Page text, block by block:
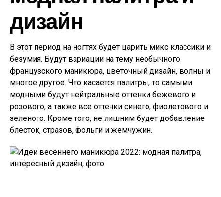
дизайн
В этот период на ногтях будет царить микс классики и
безумия. Будут вариации на тему необычного
французского маникюра, цветочный дизайн, волны и
многое другое. Что касается палитры, то самыми
модными будут нейтральные оттенки бежевого и
розового, а также все оттенки синего, фиолетового и
зеленого. Кроме того, не лишним будет добавление
блесток, стразов, фольги и жемчужин.